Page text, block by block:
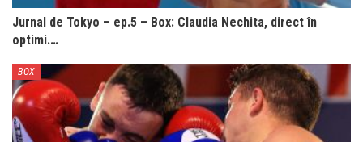
Jurnal de Tokyo – ep.5 – Box: Claudia Nechita, direct în
optimi.…
BOX